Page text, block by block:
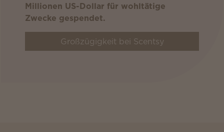
Millionen US-Dollar für wohltätige
Zwecke gespendet.
Großzügigkeit bei Scentsy